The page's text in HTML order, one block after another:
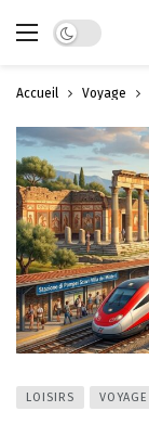
Dark mode
Accueil Voyage
LOISIRS VOYAGE